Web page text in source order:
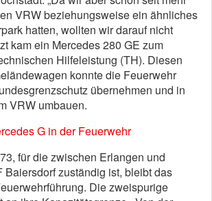
VRW beziehungsweise ein ähnliches
hatten, wollten wir darauf nicht
kam ein Mercedes 280 GE zum
Hilfeleistung (TH). Diesen
konnte die Feuerwehr
übernehmen und in
VRW umbauen.
G in der Feuerwehr
für die zwischen Erlangen und
Baiersdorf zuständig ist, bleibt das
Die zweispurige